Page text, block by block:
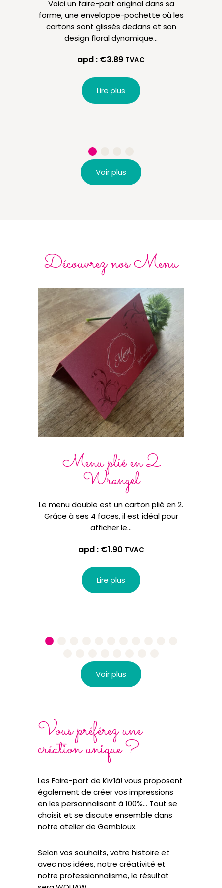
Voici un faire-part original dans sa
forme, une enveloppe-pochette où les
cartons sont glissés dedans et son
design floral dynamique…
apd : €3.89 TVAC
Lire plus
Voir plus
Découvrez nos Menu
Menu plié en 2
Wrangel
Le menu double est un carton plié en 2.
Grâce à ses 4 faces, il est idéal pour
afficher le…
apd : €1.90 TVAC
Lire plus
Voir plus
Vous préférez une
création unique ?
Les Faire-part de Kiv’là! vous proposent
également de créer vos impressions
en les personnalisant à 100%… Tout se
choisit et se discute ensemble dans
notre atelier de Gembloux.
Selon vos souhaits, votre histoire et
avec nos idées, notre créativité et
notre professionnalisme, le résultat